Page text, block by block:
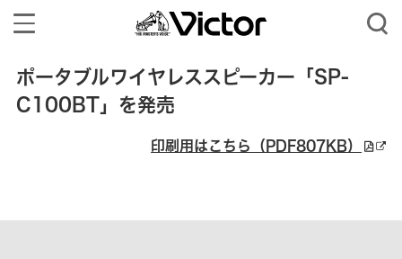
Toggle
navigation
ポータブルワイヤレススピーカー「SP-
C100BT」を発売
印刷用はこちら（PDF807KB）